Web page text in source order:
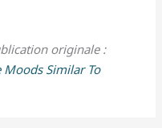
originale :
Moods Similar To